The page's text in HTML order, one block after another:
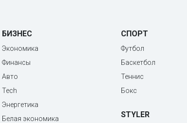
БИЗНЕС
Экономика
Финансы
Авто
Tech
Энергетика
Белая экономика
СПОРТ
Футбол
Баскетбол
Теннис
Бокс
STYLER